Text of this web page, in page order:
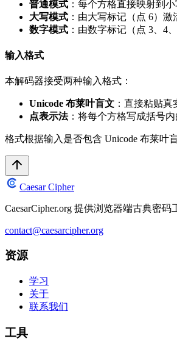
普通模式 ：每个方格直接映射到
大写模式 ：由大写标记（点 6）
数字模式 ：由数字标记（点 3、4
输入格式
本解码器接受两种输入格式：
Unicode 布莱叶盲文 ：直接粘贴
点表示法：将每个方格写成括号内
格式根据输入是否包含 Unicode 布莱叶
Caesar Cipher
CaesarCipher.org 提供浏览器端古典密
contact@caesarcipher.org
资源
学习
关于
联系我们
工具